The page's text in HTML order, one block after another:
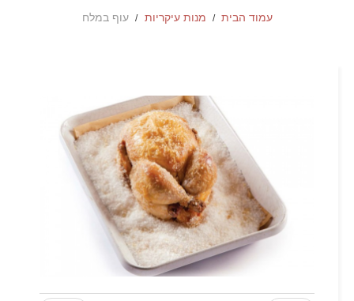
עמוד הבית מנות עיקריות עוף במלח